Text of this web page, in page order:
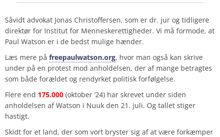
Såvidt advokat Jonas Christoffersen, som er dr. jur og tidligere
direktør for Institut for Menneskerettigheder. Vi må formode, at
Paul Watson er i de bedst mulige hænder.
Læs mere på freepaulwatson.org, hvor man også kan skrive
under på en protest mod anholdelsen, der af mange betragtes
som både forældet og rendyrket politisk forfølgelse.
Flere end 175.000 (oktober ’24) har skrevet under siden
anholdelsen af Watson i Nuuk den 21. juli. Og tallet stiger
hastigt.
Skidt for et land, der som vort bryster sig af at være forkæmper